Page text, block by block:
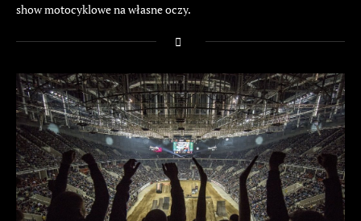
show motocyklowe na własne oczy.